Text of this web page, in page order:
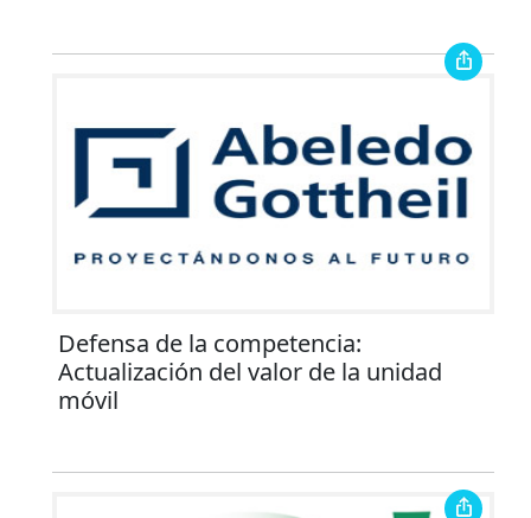
Defensa de la competencia:
Actualización del valor de la unidad
móvil